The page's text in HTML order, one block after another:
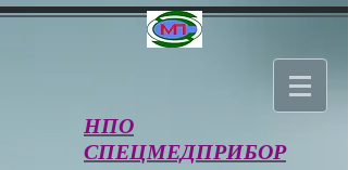
НПО
СПЕЦМЕДПРИБОР